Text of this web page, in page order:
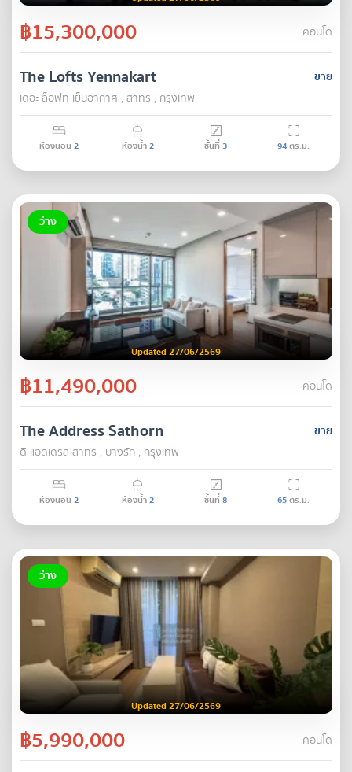
฿15,300,000 คอนโด
ขาย
The Lofts Yennakart
เดอะ ล็อฟท์ เย็นอากาศ , สาทร , กรุงเทพ
ห้องนอน 2 ห้องน้ำ2 ชั้นที่3 94ตร.ม.
ว่าง
Updated 27/06/2569
฿11,490,000 คอนโด
ขาย
The Address Sathorn
ดิ แอดเดรส สาทร , บางรัก , กรุงเทพ
ห้องนอน 2 ห้องน้ำ2 ชั้นที่8 65ตร.ม.
ว่าง
Updated 27/06/2569
฿5,990,000 คอนโด